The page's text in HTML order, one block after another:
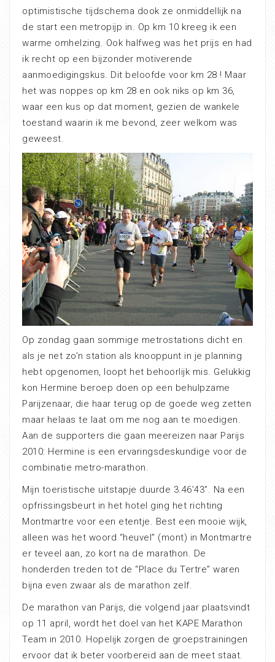
optimistische tijdschema dook ze onmiddellijk na
de start een metropijp in. Op km 10 kreeg ik een
warme omhelzing. Ook halfweg was het prijs en had
ik recht op een bijzonder motiverende
aanmoedigingskus. Dit beloofde voor km 28 ! Maar
het was noppes op km 28 en ook niks op km 36,
waar een kus op dat moment, gezien de wankele
toestand waarin ik me bevond, zeer welkom was
geweest.
Op zondag gaan sommige metrostations dicht en
als je net zo’n station als knooppunt in je planning
hebt opgenomen, loopt het behoorlijk mis. Gelukkig
kon Hermine beroep doen op een behulpzame
Parijzenaar, die haar terug op de goede weg zetten
maar helaas te laat om me nog aan te moedigen.
Aan de supporters die gaan meereizen naar Parijs
2010: Hermine is een ervaringsdeskundige voor de
combinatie metro-marathon.
Mijn toeristische uitstapje duurde 3.46’43”. Na een
opfrissingsbeurt in het hotel ging het richting
Montmartre voor een etentje. Best een mooie wijk,
alleen was het woord “heuvel” (mont) in Montmartre
er teveel aan, zo kort na de marathon. De
honderden treden tot de “Place du Tertre” waren
bijna even zwaar als de marathon zelf.
De marathon van Parijs, die volgend jaar plaatsvindt
op 11 april, wordt het doel van het KAPE Marathon
Team in 2010. Hopelijk zorgen de groepstrainingen
ervoor dat ik beter voorbereid aan de meet staat.